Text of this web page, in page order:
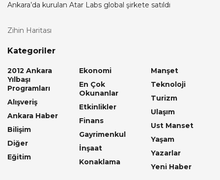
Ankara’da kurulan Atar Labs global şirkete satıldı
Zihin Haritası
Kategoriler
2012 Ankara
Yılbaşı
Programları
Alışveriş
Ankara Haber
Bilişim
Diğer
Eğitim
Ekonomi
En Çok
Okunanlar
Etkinlikler
Finans
Gayrimenkul
İnşaat
Konaklama
Manşet
Teknoloji
Turizm
Ulaşım
Ust Manset
Yaşam
Yazarlar
Yeni Haber